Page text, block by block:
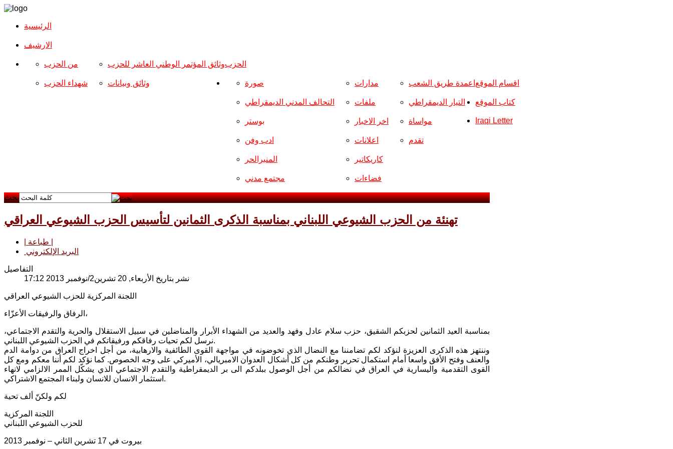
الرئيسية
الارشیف
الحزب من الحزب
شهداء الحزب
وثائق المؤتمر الوطني العاشر للحزب
وثائق وبيانات اقسام الموقع صورة
التحالف المدني الديمقراطي
بوستر
ادب وفن
المنبرالحر
مجتمع مدني
مدارات
ملفات
اخر الاخبار
اعلانات
كاريكاتير
فضاءات
اعمدة طريق الشعب
التيار الديمقراطي
مواساة
تقدم
كتاب الموقع
Iraqi Letter
بحث
تهنئة من الحزب الشيوعي اللبناني بمناسبة الذكرى الثمانين لتأسيس الحزب الشيوعي العراقي
البريد الإلكتروني
التفاصيل
نشر بتاريخ الأربعاء, 20 تشرين2/نوفمبر 2013 17:12
اللجنة المركزية للحزب الشيوعي العراقي
الرفاق والرفيقات الأعزّاء،
بمناسبة العيد الثمانين لحزبكم الشقيق، حزب سلام عادل وفهد والعديد من الشهداء الأبرار والمناضلين في سبيل الاستقلال والحرية والتقدم الاجتماعي،
نرسل لكم تحيات رفاقكم ورفيقاتكم في الحزب الشيوعي اللبناني.
وننتهز هذه الذكرى العزيزة لنؤكد لكم تضامننا مع النضال الذي تخوضونه في مواجهة القوى الطائفية والارهابية، من أجل اخراج العراق من دوامة الدم
والعنف وفتح الأفق واسعا أمام استكمال تحرير وطنكم من كل أشكال العدوان الامبريالي، الأميركي على وجه الخصوص. كما نؤكد لكم أننا معكم ومع كل
القوى التقدمية واليسارية في العراق في نضالكم من أجل الوصول ببلدكم الى بر الديمقراطية والتقدم الاجتماعي الذي يشكّل الممر الالزامي لانهاء
استثمار الانسان للانسان ولبناء المجتمع الاشتراكي.
لكم ولكنّ ألف تحية
اللجنة المركزية
للحزب الشيوعي اللبناني
بيروت في 17 تشرين الثاني – نوفمبر 2013